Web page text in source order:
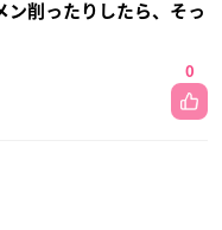
ン削ったりしたら、そっ
0